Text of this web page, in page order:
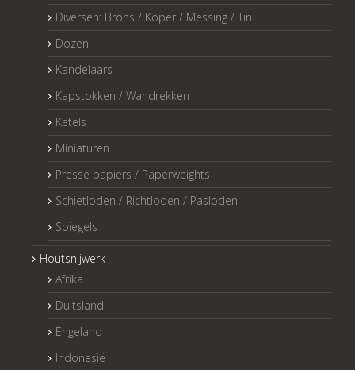
Diversen: Brons / Koper / Messing / Tin
Dozen
Kandelaars
Kapstokken / Wandrekken
Ketels
Miniaturen
Presse papiers / Paperweights
Schietloden / Richtloden / Pasloden
Spiegels
Houtsnijwerk
Afrika
Duitsland
Engeland
Indonesië